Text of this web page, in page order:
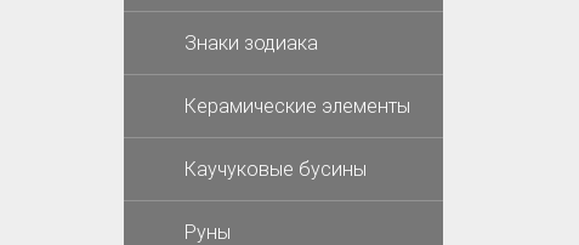
Знаки зодиака
Керамические элементы
Каучуковые бусины
Руны